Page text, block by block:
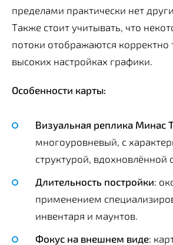
пределами практически нет
Также стоит учитывать, что
потоки отображаются корректно
высоких настройках графики.
Особенности карты:
Визуальная реплика Минас
многоуровневый, с
структурой, вдохновлённой
Длительность постройки:
применением
инвентаря и маунтов.
Фокус на внешнем виде: